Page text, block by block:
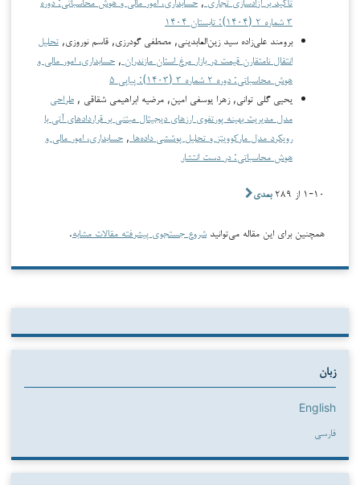
۳ شماره ۲ (۱۴۰۴): تابستان ۱۴۰۴
برومند علی‌زاده سید زین‌العابدینی, مصطفی گودرزی, قاسم نوروزی, تحلیل
انتقال نامتقارن قیمت در بازار مرغ استان مازندران , حسابداری، امور مالی و
هوش محاسباتی: دوره ۲ شماره ۳ (۱۴۰۳): پیاپی ۵
یحیی گلی توانی, زهرا یوسفی امین, مرضیه ابراهیمی شقاقی , طراحی
مدل مدیریت بهینه پورتفوی ارزهای دیجیتال مبتنی بر قراردادهای آتی با
رویکرد مدل مارکوویتز و تحلیل پوششی داده‌ها , حسابداری، امور مالی و
هوش محاسباتی: در دست انتشار
۱-۱۰ از ۲۸۹ بعدی
همچنین برای این مقاله می‌توانید شروع جستجوی پیشرفته مقالات مشابه.
زبان
English
فارسی